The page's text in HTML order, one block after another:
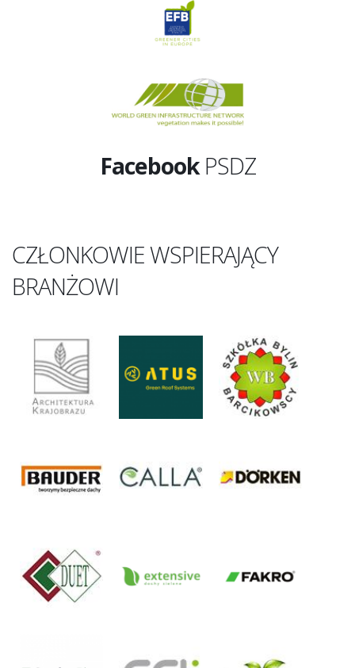
FacebookPSDZ
CZŁONKOWIE WSPIERAJĄCY
BRANŻOWI